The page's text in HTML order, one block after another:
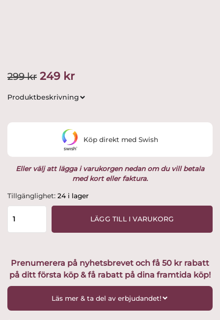
299kr Det
ursprungliga
299 kr.
249 krDet
nuvarande
är:
249 kr.
Produktbeskrivning
Eller välj att lägga i varukorgen nedan om du vill betala
med kort eller faktura.
Tillgänglighet: 24 i lager
Classic
Salladsbestick
st
28
cm
LÄGG TILL I VARUKORG
Köp direkt med Swish
Prenumerera på nyhetsbrevet och få 50 kr rabatt
på ditt första köp & få rabatt på dina framtida köp!
Läs mer & ta del av erbjudandet!